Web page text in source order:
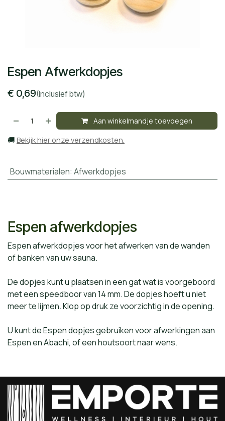
Espen Afwerkdopjes
€ 0,69(Inclusief btw)
Aan winkelmandje toevoegen
🚚 Bekijk hier onze verzendkosten.
Bouwmaterialen: Afwerkdopjes
Espen afwerkdopjes
Espen afwerkdopjes voor het afwerken van de wanden
of banken van uw sauna.
De dopjes kunt u plaatsen in een gat wat is voorgeboord
met een speedboor van 14 mm. De dopjes hoeft u niet
meer te lijmen. Klop op druk ze voorzichtig in de opening.
U kunt de Espen dopjes gebruiken voor afwerkingen aan
Espen en Abachi, of een houtsoort naar wens.